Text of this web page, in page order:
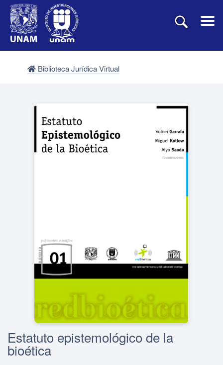
Biblioteca Jurídica Virtual
Estatuto epistemológico de la
bioética